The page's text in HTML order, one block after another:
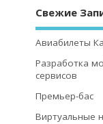
Свежие
Авиабилеты
Разработка
сервисов
Премьер-бас
Виртуальные